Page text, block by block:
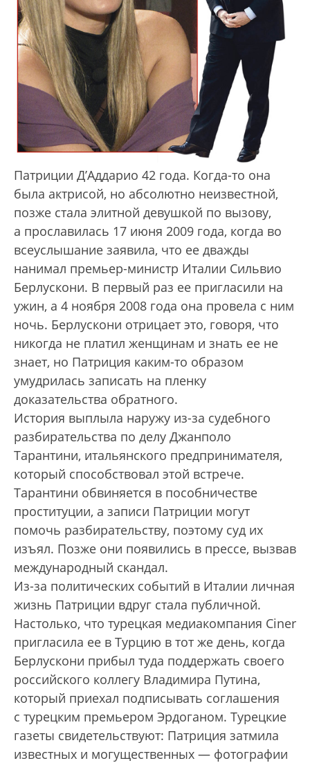
Патриции Д’Аддарио 42 года. Когда-то она
была актрисой, но абсолютно неизвестной,
позже стала элитной девушкой по вызову,
а прославилась 17 июня 2009 года, когда во
всеуслышание заявила, что ее дважды
нанимал премьер-министр Италии Сильвио
Берлус­кони. В первый раз ее пригласили на
ужин, а 4 ноября 2008 года она провела с ним
ночь. Берлускони отрицает это, говоря, что
никогда не платил женщинам и знать ее не
знает, но Патриция каким-то образом
умудрилась записать на пленку
доказательства обратного.
История выплыла наружу из-за судебного
разбирательства по делу Джанполо
Тарантини, итальянского предпринимателя,
который способствовал этой встрече.
Тарантини обвиняется в пособничестве
проституции, а записи Патриции могут
помочь разбирательству, поэтому суд их
изъял. Позже они появились в прессе, вызвав
международный скандал.
Из-за политических событий в Италии личная
жизнь Патриции вдруг стала публичной.
Настолько, что турецкая медиакомпания Ciner
пригласила ее в Турцию в тот же день, когда
Берлускони прибыл туда поддержать своего
российского коллегу Владимира Путина,
который приехал подписывать соглашения
с турецким премьером Эрдоганом. Турецкие
газеты свидетельствуют: Патриция затмила
известных и могущественных — фотографии